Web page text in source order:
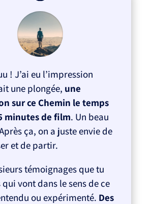
! J’ai eu l’impression
une plongée, une
sur ce Chemin le temps
minutes de film. Un beau
ça, on a juste envie de
et de partir.
témoignages que tu
vont dans le sens de ce
ou expérimenté. Des